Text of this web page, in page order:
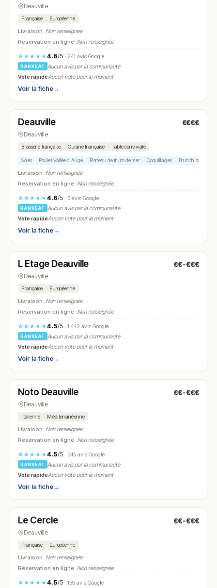
Deauville
Française Européenne
Livraison :Non renseignée
Réservation en ligne :Non renseignée
★★★★★4.6/5· 241 avis Google
RANKEAT
Aucun avis par la communauté
Vote rapideAucun vote pour le moment
Voir la fiche→
N° 17
Deauville €€€€
Deauville
Brasserie française Cuisine française Table conviviale
Soles Poulet Vallée d'Auge Plateau de fruits de mer Coquillages Brunch du
Livraison :Non renseignée
Réservation en ligne :Non renseignée
★★★★★4.6/5· 5 avis Google
RANKEAT
Aucun avis par la communauté
Vote rapideAucun vote pour le moment
Voir la fiche→
N° 18
L Etage Deauville €€-€€€
Deauville
Française Européenne
Livraison :Non renseignée
Réservation en ligne :Non renseignée
★★★★★4.5/5· 1 442 avis Google
RANKEAT
Aucun avis par la communauté
Vote rapideAucun vote pour le moment
Voir la fiche→
N° 19
Noto Deauville €€-€€€
Deauville
Italienne Méditerranéenne
Livraison :Non renseignée
Réservation en ligne :Non renseignée
★★★★★4.5/5· 345 avis Google
RANKEAT
Aucun avis par la communauté
Vote rapideAucun vote pour le moment
Voir la fiche→
N° 20
Le Cercle €€-€€€
Deauville
Française Européenne
Livraison :Non renseignée
Réservation en ligne :Non renseignée
★★★★★4.5/5· 159 avis Google